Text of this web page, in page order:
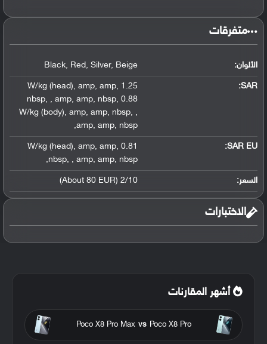
متفرقات
الألوان: Black, Red, Silver, Beige
SAR
:
1.25 W/kg (head)
, amp, amp,
nbsp, , amp, amp, nbsp, 0.88
W/kg (body), amp, amp, nbsp, ,
amp, amp, nbsp
,
SAR EU:
0.81 W/kg (head)
, amp, amp,
nbsp, , amp, amp, nbsp
,
السعر: 2/10 (About 80 EUR)
الاختبارات
أشهر المقارنات
Poco X8 Pro
vs
Poco X8 Pro Max